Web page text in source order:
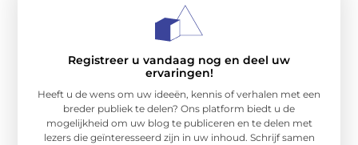
Registreer u vandaag nog en deel uw
ervaringen!
Heeft u de wens om uw ideeën, kennis of verhalen met een
breder publiek te delen? Ons platform biedt u de
mogelijkheid om uw blog te publiceren en te delen met
lezers die geïnteresseerd zijn in uw inhoud. Schrijf samen